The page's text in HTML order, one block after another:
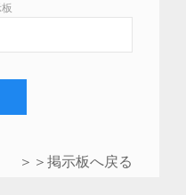
＞＞掲示板へ戻る